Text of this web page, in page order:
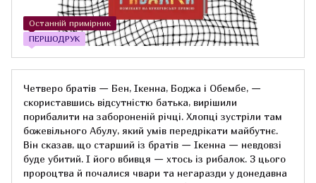
Останній примірник
ПЕРШОДРУК
Четверо братів — Бен, Ікенна, Боджа і Обембе, —
скориставшись відсутністю батька, вирішили
порибалити на забороненій річці. Хлопці зустріли там
божевільного Абулу, який умів передрікати майбутнє.
Він сказав, що старший із братів — Ікенна — невдовзі
буде убитий. І його вбивця — хтось із рибалок. З цього
пророцтва й почалися чвари та негаразди у донедавна